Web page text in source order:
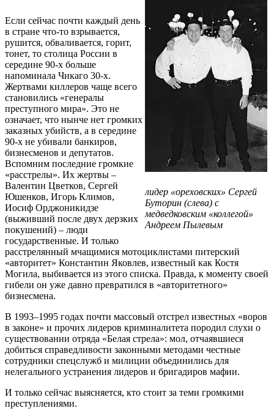
лидер «ореховских» Сергей
Буторин (слева) с
медведковским «коллегой»
Андреем Пылевым
Если сейчас почти каждый день
в стране что-то взрывается,
рушится, обваливается, горит,
тонет, то столица России в
середине 90-х больше
напоминала Чикаго 30-х.
Жертвами киллеров чаще всего
становились «генералы
преступного мира». Это не
означает, что нынче нет громких
заказных убийств, а в середине
90-х не убивали банкиров,
бизнесменов и депутатов.
Вспомним последние громкие
«расстрелы». Их жертвы –
Валентин Цветков, Сергей
Юшенков, Игорь Климов,
Иосиф Орджоникидзе
(выживший после двух дерзких
покушений) – люди
государственные. И только
расстрелянный мчащимися мотоциклистами питерский
«авторитет» Константин Яковлев, известный как Костя
Могила, выбивается из этого списка. Правда, к моменту своей
гибели он уже давно превратился в «авторитетного»
бизнесмена.
В 1993–1995 годах почти массовый отстрел известных «воров
в законе» и прочих лидеров криминалитета породил слухи о
существовании отряда «Белая стрела»: мол, отчаявшиеся
добиться справедливости законными методами честные
сотрудники спецслужб и милиции объединились для
нелегального устранения лидеров и бригадиров мафии.
И только сейчас выясняется, кто стоит за теми громкими
преступлениями.